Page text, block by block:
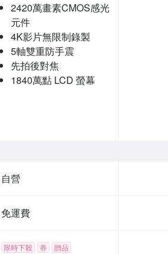
2420萬畫素CMOS感光
元件
4K影片無限制錄製
5軸雙重防手震
先拍後對焦
1840萬點 LCD 螢幕
自營
免運費
限時下殺 券 贈品